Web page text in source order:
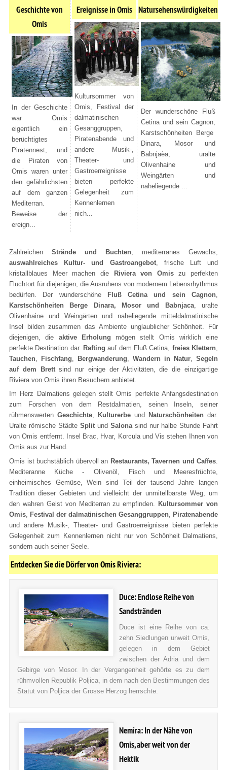
Geschichte von
Omis
In der Geschichte
war Omis
eigentlich ein
berüchtigtes
Piratennest, und
die Piraten von
Omis waren unter
den gefährlichsten
auf dem ganzen
Mediterran.
Beweise der
ereign...
Ereignisse in Omis
Kultursommer von
Omis, Festival der
dalmatinischen
Gesanggruppen,
Piratenabende und
andere Musik-,
Theater- und
Gastroerreignisse
bieten perfekte
Gelegenheit zum
Kennenlernen
nich...
Natursehenswürdigkeiten
Der wunderschöne Fluß
Cetina und sein Cagnon,
Karstschönheiten Berge
Dinara, Mosor und
Babnjaèa, uralte
Olivenhaine und
Weingärten und
naheliegende ...
Zahlreichen Strände und Buchten , mediterranes Gewachs,
auswahlreiches Kultur- und Gastroangebot, frische Luft und
kristallblaues Meer machen die
Riviera von Omiszu perfekten
Fluchtort für diejenigen, die Ausruhens von modernem Lebensrhythmus
bedürfen. Der wunderschöne
Fluß Cetina und sein Cagnon
Karstschönheiten Berge Dinara, Mosor und Babnjaca, uralte
Olivenhaine und Weingärten und naheliegende mitteldalmatinische
Insel bilden zusammen das Ambiente unglaublicher Schönheit. Für
diejenigen, die aktive Erholung mögen stellt Omis wirklich eine
perfekte Destination dar. Rafting auf dem Fluß Cetina, freies Klettern
Tauchen
Fischfang Bergwanderung Wandern in Natur
Segeln
auf dem Brettsind nur einige der Aktivitäten, die die einzigartige
Riviera von Omis ihren Besuchern anbietet.
Im Herz Dalmatiens gelegen stellt Omis perfekte Anfangsdestination
zum Forschen von dem Restdalmatien, seinen Inseln, seiner
rühmenswerten Geschichte, Kulturerbe und Naturschönheiten dar.
Uralte römische Städte Split und Salonasind nur halbe Stunde Fahrt
von Omis entfernt. Insel Brac, Hvar, Korcula und Vis stehen Ihnen von
Omis aus zur Hand.
Omis ist buchstäblich übervoll an Restaurants, Tavernen und Caffes
Mediteranne Küche - Olivenöl, Fisch und Meeresfrüchte,
einheimisches Gemüse, Wein sind Teil der tausend Jahre langen
Tradition dieser Gebieten und vielleicht der unmitellbarste Weg, um
den wahren Geist von Mediterran zu empfinden.
Kultursommer von
Omis
Festival der dalmatinischen Gesanggruppen
Piratenabende
und andere Musik-, Theater- und Gastroerreignisse bieten perfekte
Gelegenheit zum Kennenlernen nicht nur von Schönheit Dalmatiens,
sondern auch seiner Seele.
Entdecken Sie die Dörfer von Omis Riviera:
Duce: Endlose Reihe von
Sandstränden
Duce ist eine Reihe von ca.
zehn Siedlungen unweit Omis,
gelegen in dem Gebiet
zwischen der Adria und dem
Gebirge von Mosor. In der Vergangenheit gehörte es zu dem
rühmvollen Republik Poljica, in dem nach den Bestimmungen des
Statut von Poljica der Grosse Herzog herrschte.
Nemira: In der Nähe von
Omis, aber weit von der
Hektik